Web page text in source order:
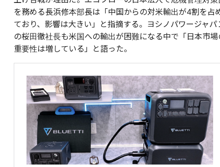
を務める長浜修本部長は「中国からの対米輸出が4割を占
ており、影響は大きい」と指摘する。ヨシノパワージャパ
の桜田徹社長も米国への輸出が困難になる中で「日本市場
重要性は増している」と語った。